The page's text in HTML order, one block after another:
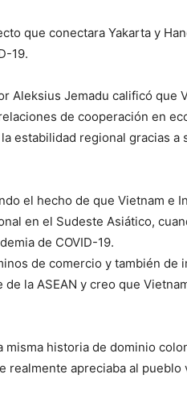
que conectara Yakarta y
19.
Aleksius Jemadu calificó que
de cooperación en
estabilidad regional gracias a
el hecho de que Vietnam e
en el Sudeste Asiático,
de COVID-19.
de comercio y también de
la ASEAN y creo que
misma historia de dominio
realmente apreciaba al pueblo